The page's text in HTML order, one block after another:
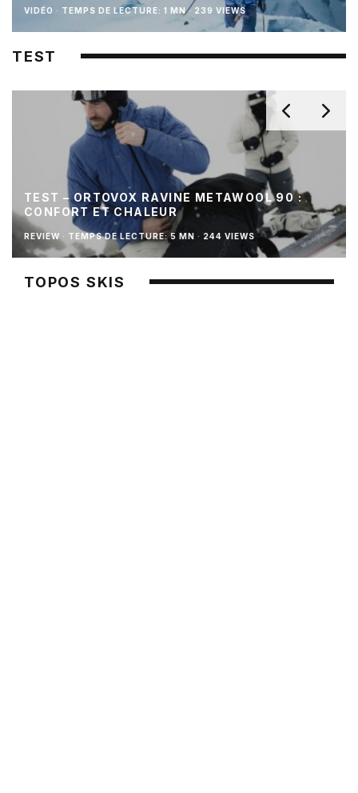
VIDÉO · TEMPS DE LECTURE: 1 MN · 239 VIEWS
TEST
TEST – ORTOVOX RAVINE METAWOOL 90 :
CONFORT ET CHALEUR
REVIEW · TEMPS DE LECTURE: 5 MN · 244 VIEWS
TOPOS SKIS